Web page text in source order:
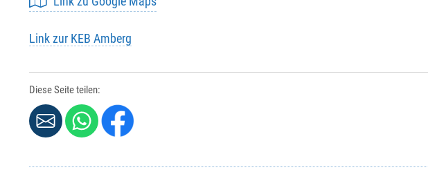
Link zur KEB Amberg
Diese Seite teilen: